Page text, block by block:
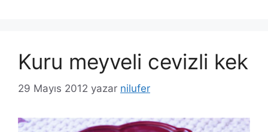
Kuru meyveli cevizli kek
29 Mayıs 2012 yazar nilufer